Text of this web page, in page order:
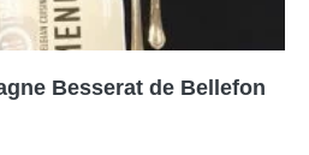
Besserat de Bellefon